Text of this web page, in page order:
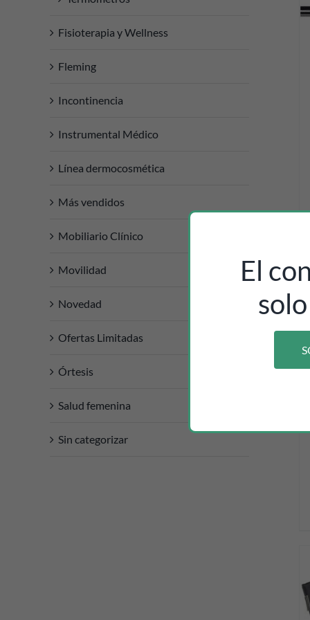
Fisioterapia y Wellness
Fleming
Incontinencia
Instrumental Médico
Línea dermocosmética
Más vendidos
Mobiliario Clínico
Movilidad
Novedad
Ofertas Limitadas
Órtesis
Salud femenina
Sin categorizar
El